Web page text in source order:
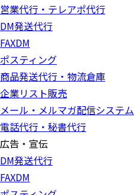
営業代行・テレアポ代行
DM発送代行
FAXDM
ポスティング
商品発送代行・物流倉庫
企業リスト販売
メール・メルマガ配信システム
電話代行・秘書代行
広告・宣伝
DM発送代行
FAXDM